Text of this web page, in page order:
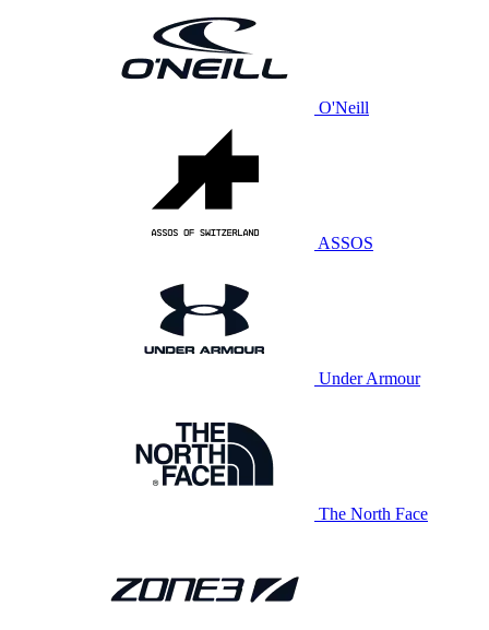
O'Neill
ASSOS
Under Armour
The North Face